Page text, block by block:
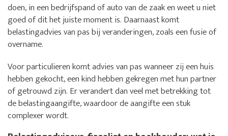
doen, in een bedrijfspand of auto van de zaak en weet u niet
goed of dit het juiste moment is. Daarnaast komt
belastingadvies van pas bij veranderingen, zoals een fusie of
overname.
Voor particulieren komt advies van pas wanneer zij een huis
hebben gekocht, een kind hebben gekregen met hun partner
of getrouwd zijn. Er verandert dan veel met betrekking tot
de belastingaangifte, waardoor de aangifte een stuk
complexer wordt.